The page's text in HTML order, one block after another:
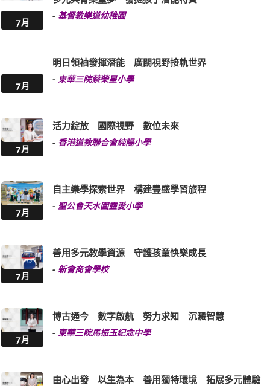
7月
- 基督教樂道幼稚園
7月
明日領袖發揮潛能 廣闊視野接軌世界
- 東華三院蔡榮星小學
7月
活力綻放 國際視野 數位未來
- 香港道教聯合會純陽小學
7月
自主樂學探索世界 構建豐盛學習旅程
- 聖公會天水圍靈愛小學
7月
善用多元教學資源 守護孩童快樂成長
- 新會商會學校
7月
博古通今 數字啟航 努力求知 沉澱智慧
- 東華三院馬振玉紀念中學
由心出發 以生為本 善用獨特環境 拓展多元體驗